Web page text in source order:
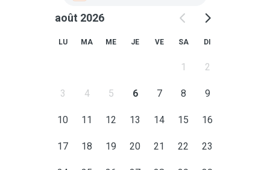
août 2026
LU MA ME JE VE SA DI
1 2
3 4 5 6 7 8 9
10 11 12 13 14 15 16
17 18 19 20 21 22 23